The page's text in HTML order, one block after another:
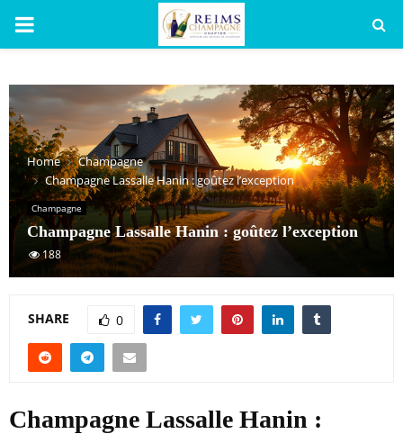
PRIMARY
Home
Champagne
Champagne Lassalle Hanin : goûtez l’exception
Champagne
Champagne Lassalle Hanin : goûtez l’exception
188
SHARE 0
Champagne Lassalle Hanin :